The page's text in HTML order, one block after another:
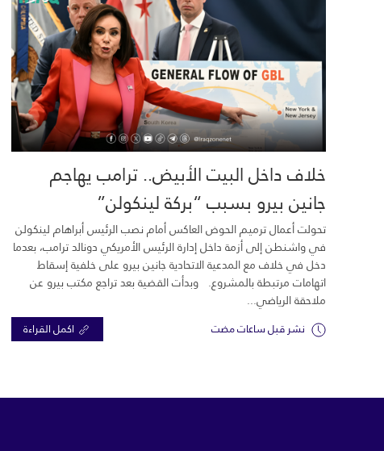
خلاف داخل البيت الأبيض.. ترامب يهاجم
جانين بيرو بسبب “بركة لينكولن”
تحولت أعمال ترميم الحوض العاكس أمام نصب الرئيس أبراهام لينكولن
في واشنطن إلى أزمة داخل إدارة الرئيس الأمريكي دونالد ترامب، بعدما
دخل في خلاف مع المدعية الاتحادية جانين بيرو على خلفية إسقاط
اتهامات مرتبطة بالمشروع. وبدأت القضية بعد تراجع مكتب بيرو عن
ملاحقة الرياضي...
نشر قبل ساعات مضت اكمل القراءة